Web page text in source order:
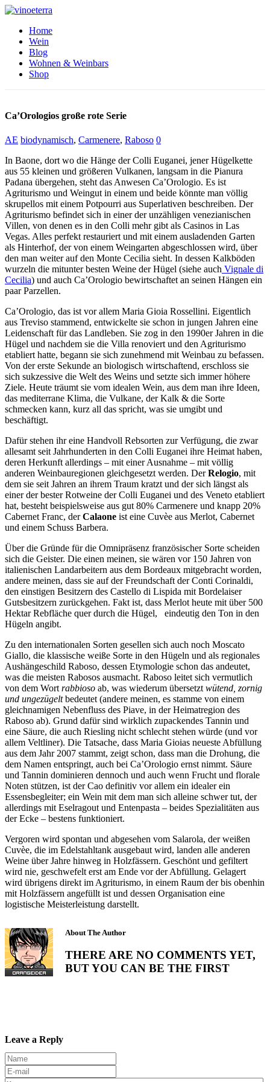
Home
Wein
Blog
Wohnen & Weinbars
Shop
Ca’Orologios große rote Serie
AE biodynamisch, Carmenere, Raboso 0
In Baone, dort wo die Hänge der Colli Euganei, jener Hügelkette
aus 55 kleinen und größeren Vulkanen, langsam in die Pianura
Padana übergehen, steht das Anwesen Ca’Orologio. Es ist
Agriturismo und Weingut in einem und beide könnte man völlig
skrupellos mit einem Potpourri aus Superlativen beschreiben. Der
Agriturismo befindet sich in einer der unzähligen venezianischen
Villen, von denen es in den Colli mehr gibt als Casinos in Las
Vegas. Alles perfekt restauriert und mit einem ausladenden Garten
als Hinterhof, der von einem Weingarten abgeschlossen wird, über
den man weiter auf den Monte Cecilia sieht. In dessen Kalkböden
wurzeln die mitunter besten Weine der Hügel (siehe auch Vignale di
Cecilia) und auch Ca’Orologio bewirtschaftet an seinen Hängen ein
paar Parzellen.
Ca’Orologio, das ist vor allem Maria Gioia Rossellini. Eigentlich
aus Treviso stammend, entwickelte sie schon in jungen Jahren eine
Leidenschaft für das Landleben. Sie zog in den 1990er Jahren in die
Hügel und nachdem sie die Villa renoviert und den Agriturismo
etabliert hatte, begann sie sich zunehmend mit Weinbau zu befassen.
Von der erste Sekunde an biologisch wirtschaftend, erschloss sie
sich sukzessive die Welt des Weins und setzte sich immer höhere
Ziele. Heute träumt sie vom idealen Wein, aus dem man ihre Ideen,
das mediterrane Klima, die Vulkane, der Kalk & die Sorte
schmecken kann, kurz all das spricht, was sie umgibt und
beschäftigt.
Dafür stehen ihr eine Handvoll Rebsorten zur Verfügung, die zwar
allesamt seit Jahrhunderten in den Colli Euganei ihre Heimat haben,
deren Herkunft allerdings – mit einer Ausnahme – mit völlig
anderen Weinbauregionen gleichgesetzt werden. DerRelogio, mit
dem sie seit Jahren an ihrem Traum kratzt und der sich längst als
einer der bester Rotweine der Colli Euganei und des Veneto etabliert
hat, besteht beispielsweise aus gut 80% Carmenere und knapp 20%
Cabernet Franc, derCalaone ist eine Cuvèe aus Merlot, Cabernet
und einem Schuss Barbera.
Über die Gründe für die Omnipräsenz französischer Sorte scheiden
sich die Geister. Die einen meinen, sie wären vor 150 Jahren von
italienischen Landarbeitern aus dem Bordeaux mitgebracht worden,
andere meinen, dass sie auf der Freundschaft der Conti Corinaldi,
den einstigen Besitzern des Castello di Lispida mit Bordelaiser
Gutsbesitzern zurückgehen. Fakt ist, dass Merlot heute mit über 500
Hektar Rebfläche quer durch die Hügel, eindeutig den Ton in den
Hügeln angibt.
Zu den internationalen Sorten gesellen sich auch noch Moscato
Giallo, die klassische weiße Sorte in den Hügeln und als regionales
Aushängeschild Raboso, dessen Etymologie schon das andeutet,
was die meisten Rabosos ausmacht. Raboso leitet sich vermutlich
von dem Wort rabbioso ab, was wiederum übersetzt wütend, zornig
und ungezügeltbedeutet (andere meinen, es stamme von einem
gleichnamigen Nebenfluss des Piave, in der Heimatregion des
Raboso ab). Grund dafür sind wirklich zupackendes Tannin und
eine Säure, die auch Riesling nicht schlecht stehen würde (und vor
allem Veltliner). Die Tatsache, dass Maria Gioias neueste Abfüllung
aus dem Jahr 2007 stammt, zeigt schon, dass man die Drohung, die
dem Namen entspringt, auch bei Ca’Orologio ernst nimmt. Säure
und Tannin dominieren dennoch und auch wenn Frucht und florale
Noten stützen, ist der Cao definitiv vor allem ein idealer ein
Essensbegleiter; ein Wein mit dem man sich alleine schwer tut, der
allerdings mit Eselragout und Entenpasta – beides Spezialitäten aus
der Ecke – bestens funktioniert.
Vergoren wird spontan und abgesehen vom Salarola, der weißen
Cuvèe, die im Edelstahltank ausgebaut wird, landen alle anderen
Weine über Jahre hinweg in Holzfässern. Geschönt und gefiltert
wird nie, geschwefelt erst am Ende vor der Abfüllung. Gelagert
wird übrigens direkt im Agriturismo, in einem Raum der bis obenhin
mit Holzfässern angefüllt ist und dessen Organisation eine
logistische Meisterleistung darstellt.
About The Author
THERE ARE NO COMMENTS YET,
BUT YOU CAN BE THE FIRST
Leave a Reply